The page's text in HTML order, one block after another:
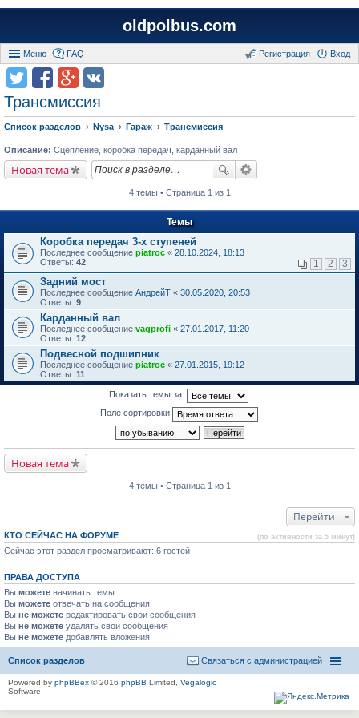
oldpolbus.com
Меню FAQ Вход
Регистрация
Трансмиссия
Список разделов Nysa Гараж Трансмиссия
Описание: Сцепление, коробка передач, карданный вал
Новая тема
4 темы • Страница 1 из 1
Темы
Коробка передач 3-х ступеней
Последнее сообщение piatroc « 28.10.2024, 18:13
Ответы: 42 1 2 3
Задний мост
Последнее сообщение АндрейТ « 30.05.2020, 20:53
Ответы: 9
Карданный вал
Последнее сообщение vagprofi « 27.01.2017, 11:20
Ответы: 12
Подвесной подшипник
Последнее сообщение piatroc « 27.01.2015, 19:12
Ответы: 11
Показать темы за:
Поле сортировки
Новая тема
4 темы • Страница 1 из 1
Перейти
КТО СЕЙЧАС НА ФОРУМЕ (по активности за 5 минут)
Сейчас этот раздел просматривают: 6 гостей
ПРАВА ДОСТУПА
Вы можете начинать темы
Вы можете отвечать на сообщения
Вы не можете редактировать свои сообщения
Вы не можете удалять свои сообщения
Вы не можете добавлять вложения
Список разделов Связаться с администрацией
Powered by phpBBex © 2016 phpBB Limited, Vegalogic
Software